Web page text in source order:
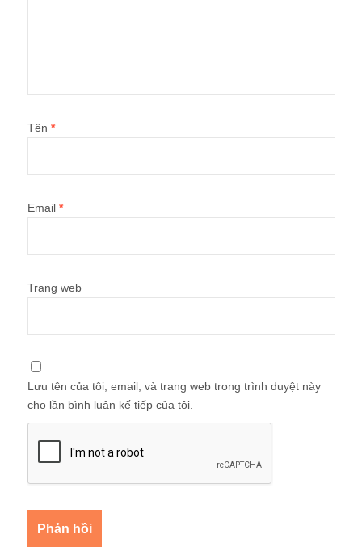
Tên *
Email *
Trang web
Lưu tên của tôi, email, và trang web trong trình duyệt này
cho lần bình luận kế tiếp của tôi.